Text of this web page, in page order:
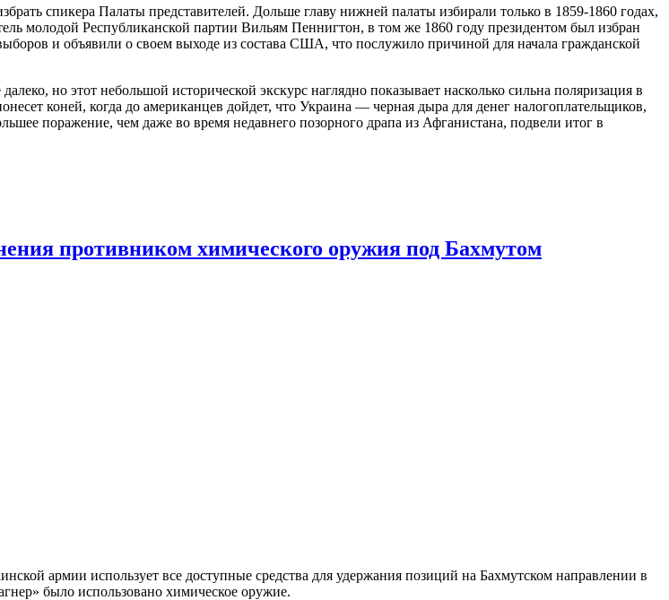
спикера Палаты представителей. Дольше главу нижней палаты избирали только в 1859-1860 годах,
молодой Республиканской партии Вильям Пеннигтон, в том же 1860 году президентом был избран
и объявили о своем выходе из состава США, что послужило причиной для начала гражданской
но этот небольшой исторической экскурс наглядно показывает насколько сильна поляризация в
коней, когда до американцев дойдет, что Украина — черная дыра для денег налогоплательщиков,
поражение, чем даже во время недавнего позорного драпа из Афганистана, подвели итог в
противником химического оружия под Бахмутом
армии использует все доступные средства для удержания позиций на Бахмутском направлении в
было использовано химическое оружие.